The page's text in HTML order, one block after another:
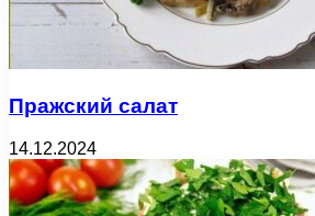
Пражский салат
14.12.2024